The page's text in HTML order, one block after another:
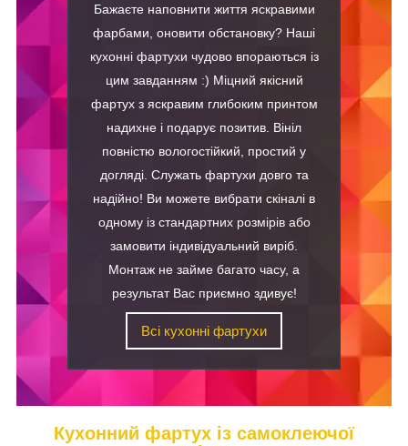
Бажаєте наповнити життя яскравими
фарбами, оновити обстановку? Наші
кухонні фартухи чудово впораються із
цим завданням :) Міцний якісний
фартух з яскравим глибоким принтом
надихне і подарує позитив. Вініл
повністю вологостійкий, простий у
догляді. Служать фартухи довго та
надійно! Ви можете вибрати скіналі в
одному із стандартних розмірів або
замовити індивідуальний виріб.
Монтаж не займе багато часу, а
результат Вас приємно здивує!
Всі кухонні фартухи
Кухонний фартух із самоклеючої